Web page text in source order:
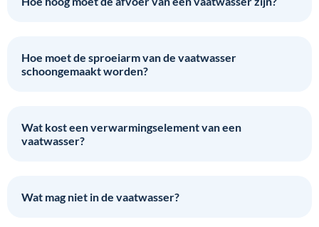
Hoe moet de sproeiarm van de vaatwasser
schoongemaakt worden?
Wat kost een verwarmingselement van een
vaatwasser?
Wat mag niet in de vaatwasser?